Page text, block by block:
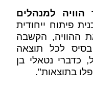
למנהלים
פיתוח ייחודית
ההוויה, הקשבה
בסיס לכל תוצאה
כדברי נטאלי בן
בתוצאות".